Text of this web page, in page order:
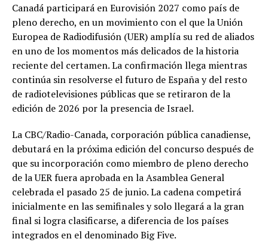
Canadá participará en Eurovisión 2027 como país de
pleno derecho, en un movimiento con el que la Unión
Europea de Radiodifusión (UER) amplía su red de aliados
en uno de los momentos más delicados de la historia
reciente del certamen. La confirmación llega mientras
continúa sin resolverse el futuro de España y del resto
de radiotelevisiones públicas que se retiraron de la
edición de 2026 por la presencia de Israel.
La CBC/Radio-Canada, corporación pública canadiense,
debutará en la próxima edición del concurso después de
que su incorporación como miembro de pleno derecho
de la UER fuera aprobada en la Asamblea General
celebrada el pasado 25 de junio. La cadena competirá
inicialmente en las semifinales y solo llegará a la gran
final si logra clasificarse, a diferencia de los países
integrados en el denominado Big Five.